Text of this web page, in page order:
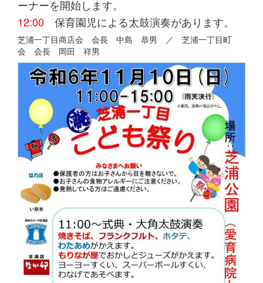
で
き
る
街。
ーナーを開始します。
12:00 保育園児による太鼓演奏があります。
芝浦一丁目商店会 会長 中島 恭男 ／ 芝浦一丁目町
会 会長 岡田 祥男